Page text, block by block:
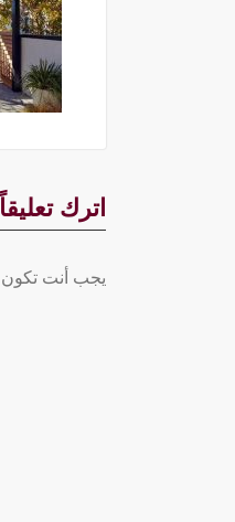
اترك تعليقاً
يجب أنت تكون